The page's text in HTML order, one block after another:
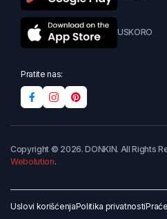
USKORO
Pratite nas:
Copyright © 2026. DONKIN. All Rights
Webolution.
Uslovi korišćenjaPolitika privatnosti